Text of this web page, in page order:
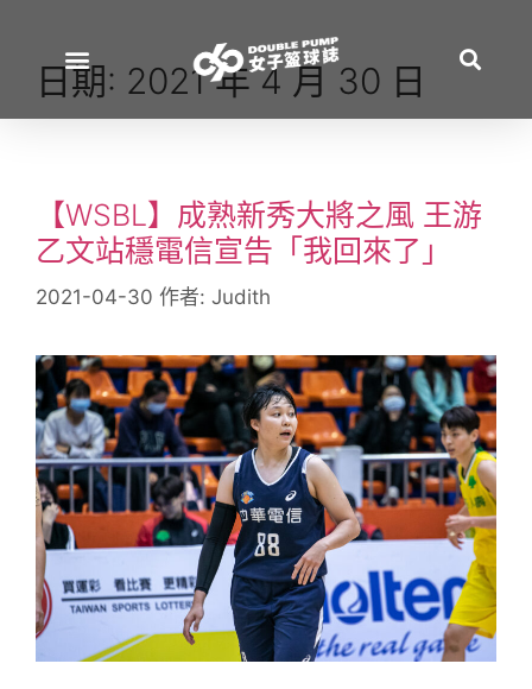
日期: 2021 年 4 月 30 日
【WSBL】成熟新秀大將之風 王游
乙文站穩電信宣告「我回來了」
2021-04-30 作者: Judith